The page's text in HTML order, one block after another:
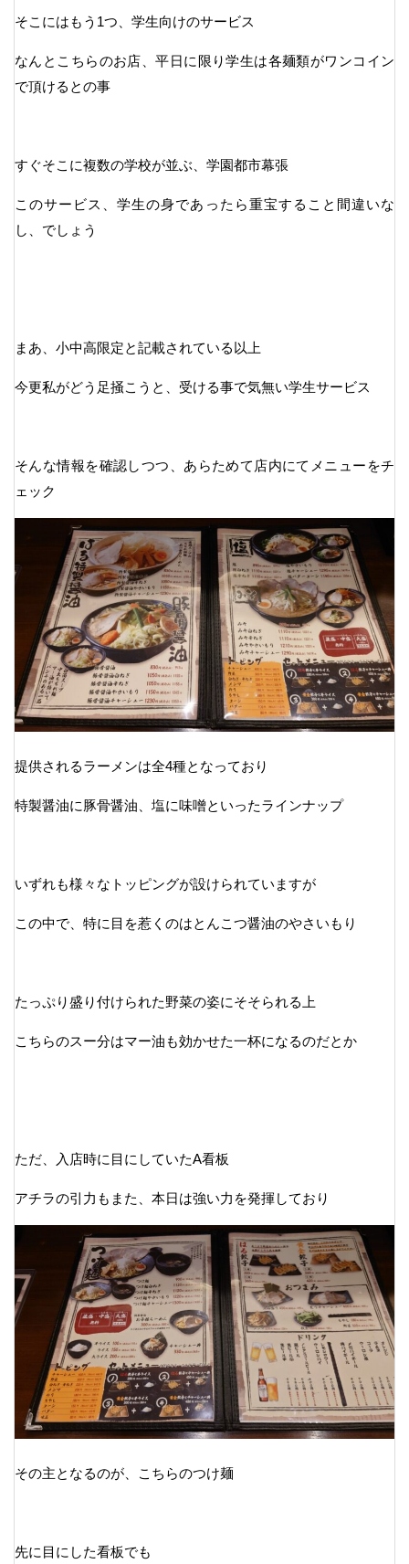
そこにはもう1つ、学生向けのサービス
なんとこちらのお店、平日に限り学生は各麺類がワンコイン
で頂けるとの事
すぐそこに複数の学校が並ぶ、学園都市幕張
このサービス、学生の身であったら重宝すること間違いな
し、でしょう
まあ、小中高限定と記載されている以上
今更私がどう足掻こうと、受ける事で気無い学生サービス
そんな情報を確認しつつ、あらためて店内にてメニューをチ
ェック
提供されるラーメンは全4種となっており
特製醤油に豚骨醤油、塩に味噌といったラインナップ
いずれも様々なトッピングが設けられていますが
この中で、特に目を惹くのはとんこつ醤油のやさいもり
たっぷり盛り付けられた野菜の姿にそそられる上
こちらのスー分はマー油も効かせた一杯になるのだとか
ただ、入店時に目にしていたA看板
アチラの引力もまた、本日は強い力を発揮しており
その主となるのが、こちらのつけ麺
先に目にした看板でも